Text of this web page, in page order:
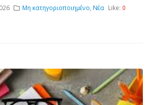
Μη κατηγοριοποιημένο Νέα Like:0